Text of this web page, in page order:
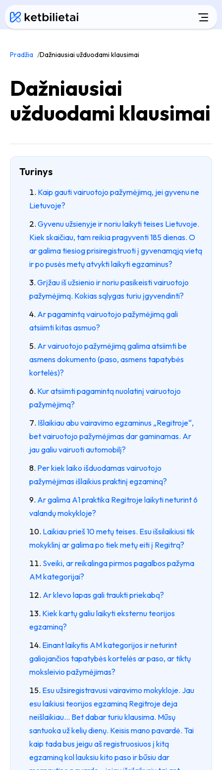
Pradžia Dažniausiai užduodami klausimai
Dažniausiai
užduodami klausimai
Turinys
Kaip gauti vairuotojo pažymėjimą, jei gyvenu ne
Lietuvoje?
Gyvenu užsienyje ir noriu laikyti teises Lietuvoje.
Kiek skaičiau, tam reikia pragyventi 185 dienas. O
ar galima tiesiog prisiregistruoti į gyvenamąją vietą
ir po pusės metų atvykti laikyti egzaminus?
Grįžau iš užsienio ir noriu pasikeisti vairuotojo
pažymėjimą. Kokias sąlygas turiu įgyvendinti?
Ar pagamintą vairuotojo pažymėjimą gali
atsiimti kitas asmuo?
Ar vairuotojo pažymėjimą galima atsiimti be
asmens dokumento (paso, asmens tapatybės
kortelės)?
Kur atsiimti pagamintą nuolatinį vairuotojo
pažymėjimą?
Išlaikiau abu vairavimo egzaminus „Regitroje“,
bet vairuotojo pažymėjimas dar gaminamas. Ar
jau galiu vairuoti automobilį?
Per kiek laiko išduodamas vairuotojo
pažymėjimas išlaikius praktinį egzaminą?
Ar galima A1 praktika Regitroje laikyti neturint 6
valandų mokykloje?
Laikiau prieš 10 metų teises. Esu išsilaikiusi tik
mokyklinį ar galima po tiek metų eiti į Regitrą?
Sveiki, ar reikalinga pirmos pagalbos pažyma
AM kategorijai?
Ar klevo lapas gali traukti priekabą?
Kiek kartų galiu laikyti eksternu teorijos
egzaminą?
Einant laikytis AM kategorijos ir neturint
galiojančios tapatybės kortelės ar paso, ar tiktų
moksleivio pažymėjimas?
Esu užsiregistravusi vairavimo mokykloje. Jau
esu laikiusi teorijos egzaminą Regitroje deja
neišlaikiau... Bet dabar turiu klausima. Mūsų
santuoka už kelių dienų. Keisis mano pavardė. Tai
kaip tada bus jeigu aš registruosiuos į kitą
egzaminą kol lauksiu kito paso ir būsiu dar